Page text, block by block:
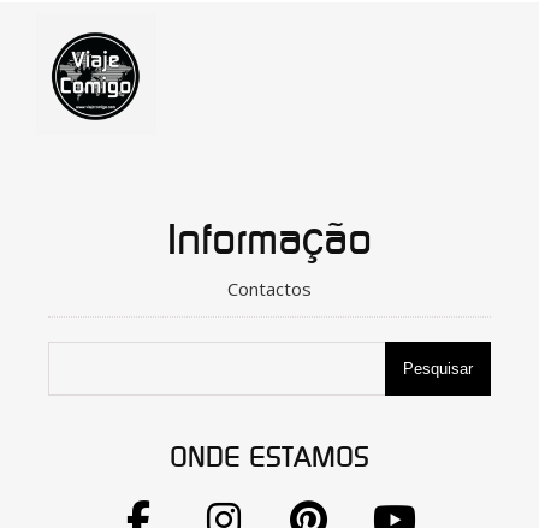
Informação
Contactos
Pesquisar
ONDE ESTAMOS